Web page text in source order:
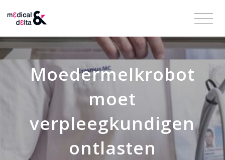
Moedermelkrobot
moet
verpleegkundigen
ontlasten